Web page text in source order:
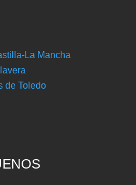
La Mancha
de Toledo